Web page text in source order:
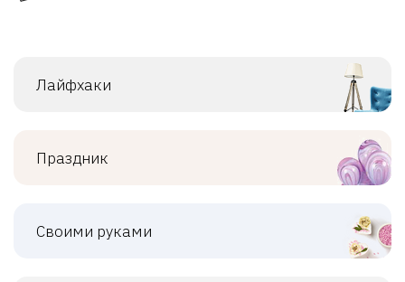
Лайфхаки
Праздник
Своими руками